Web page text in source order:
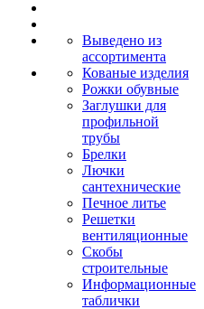
Выведено из
ассортимента
Кованые изделия
Рожки обувные
Заглушки для
профильной
трубы
Брелки
Лючки
сантехнические
Печное литье
Решетки
вентиляционные
Скобы
строительные
Информационные
таблички